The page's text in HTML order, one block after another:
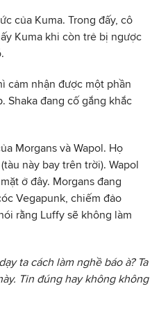
của Kuma. Trong đấy, cô
Kuma khi còn trẻ bị ngược
cảm nhận được một phần
Shaka đang cố gắng khắc
Morgans và Wapol. Họ
này bay trên trời). Wapol
ở đây. Morgans đang
Vegapunk, chiếm đảo
rằng Luffy sẽ không làm
ta cách làm nghề báo à? Ta
Tin đúng hay không không